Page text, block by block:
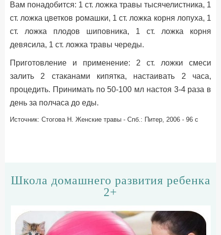
Вам понадобится: 1 ст. ложка травы тысячелистника, 1
ст. ложка цветков ромашки, 1 ст. ложка корня лопуха, 1
ст. ложка плодов шиповника, 1 ст. ложка корня
девясила, 1 ст. ложка травы череды.
Приготовление и применение: 2 ст. ложки смеси
залить 2 стаканами кипятка, настаивать 2 часа,
процедить. Принимать по 50-100 мл настоя 3-4 раза в
день за полчаса до еды.
Источник: Стогова Н. Женские травы - Спб.: Питер, 2006 - 96 с
Школа домашнего развития ребенка
2+